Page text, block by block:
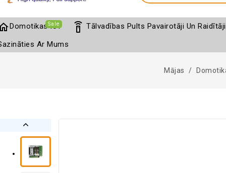
Domotikas IoT
Sale settings_remote Tālvadības Pults Pavairotāji Un Raidītāji
Ar Mums
Mājas
